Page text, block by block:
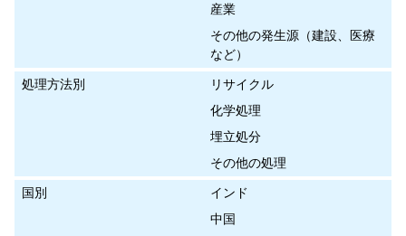
産業
その他の発生源（建設、医療
など）
処理方法別
リサイクル
化学処理
埋立処分
その他の処理
国別
インド
中国